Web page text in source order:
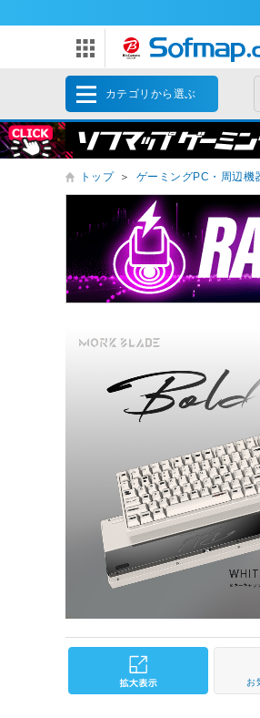
カテゴリから選ぶ
トップ ＞ ゲーミングPC・周辺機
お